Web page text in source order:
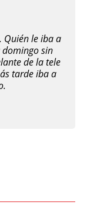
Quién le iba a
sin
de la tele
tarde iba a